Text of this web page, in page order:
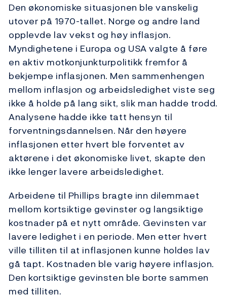
Den økonomiske situasjonen ble vanskelig
utover på 1970-tallet. Norge og andre land
opplevde lav vekst og høy inflasjon.
Myndighetene i Europa og USA valgte å føre
en aktiv motkonjunkturpolitikk fremfor å
bekjempe inflasjonen. Men sammenhengen
mellom inflasjon og arbeidsledighet viste seg
ikke å holde på lang sikt, slik man hadde trodd.
Analysene hadde ikke tatt hensyn til
forventningsdannelsen. Når den høyere
inflasjonen etter hvert ble forventet av
aktørene i det økonomiske livet, skapte den
ikke lenger lavere arbeidsledighet.
Arbeidene til Phillips bragte inn dilemmaet
mellom kortsiktige gevinster og langsiktige
kostnader på et nytt område. Gevinsten var
lavere ledighet i en periode. Men etter hvert
ville tilliten til at inflasjonen kunne holdes lav
gå tapt. Kostnaden ble varig høyere inflasjon.
Den kortsiktige gevinsten ble borte sammen
med tilliten.